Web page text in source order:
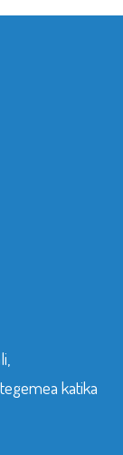
katika